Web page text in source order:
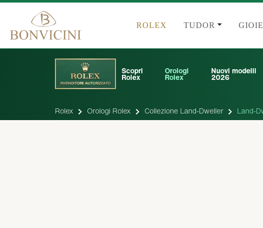
ROLEX TUDOR
Scopri
Rolex
Orologi
Rolex
Nuovi modelli
2026
Rolex Orologi Rolex Collezione Land-Dweller Land-